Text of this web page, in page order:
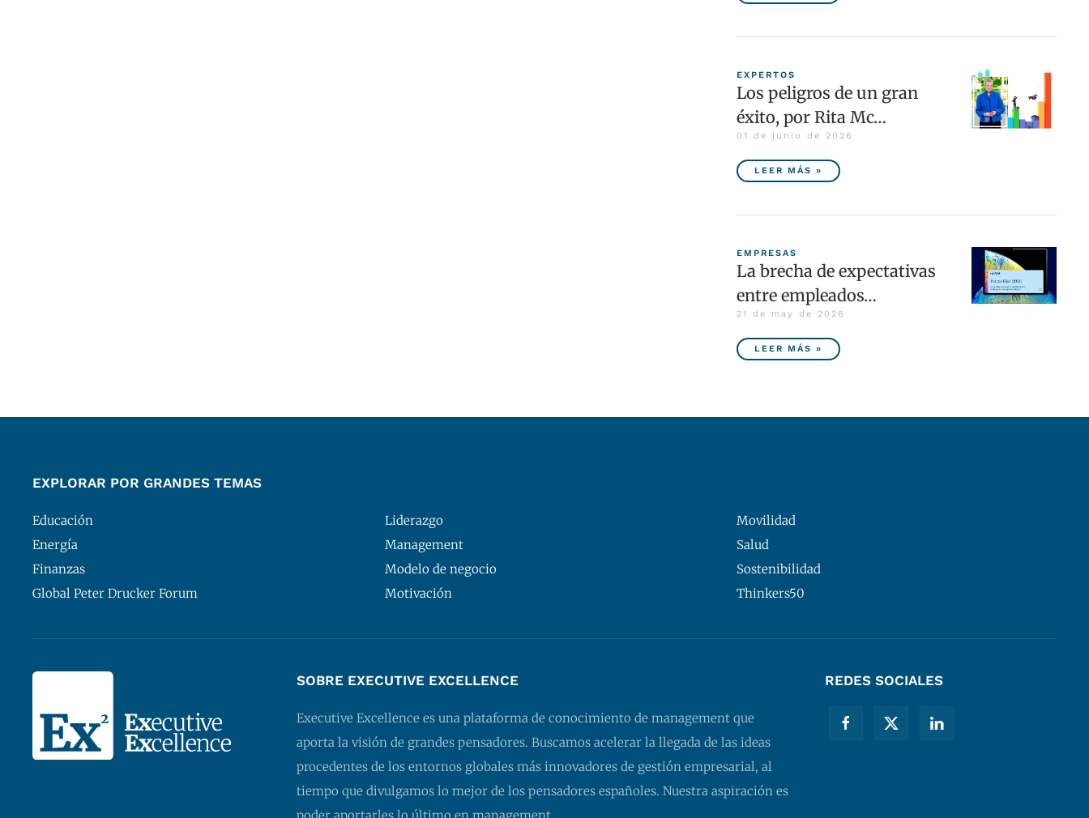
EXPERTOS
Los peligros de un gran
éxito, por Rita Mc…
01 de junio de 2026
LEER MÁS »
EMPRESAS
La brecha de expectativas
entre empleados…
21 de may de 2026
LEER MÁS »
EXPLORAR POR GRANDES TEMAS
Educación
Energía
Finanzas
Global Peter Drucker Forum
Liderazgo
Management
Modelo de negocio
Motivación
Movilidad
Salud
Sostenibilidad
Thinkers50
SOBRE EXECUTIVE EXCELLENCE
Executive Excellence es una plataforma de conocimiento de management que
aporta la visión de grandes pensadores. Buscamos acelerar la llegada de las ideas
procedentes de los entornos globales más innovadores de gestión empresarial, al
tiempo que divulgamos lo mejor de los pensadores españoles. Nuestra aspiración es
REDES SOCIALES